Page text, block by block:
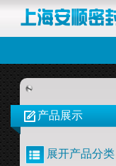
产品展示
展开产品分类